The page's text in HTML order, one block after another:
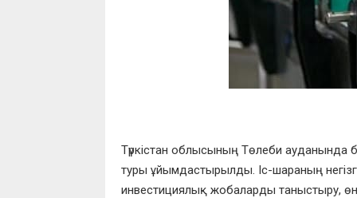
Түркістан облысының Төлеби ауданында
туры ұйымдастырылды. Іс-шараның
инвестициялық жобаларды таныстыру,